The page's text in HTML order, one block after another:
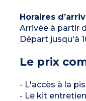
Horaires
Arrivée à partir
Départ jusqu'à
Le prix
- L'accès à la
- Le kit entretien